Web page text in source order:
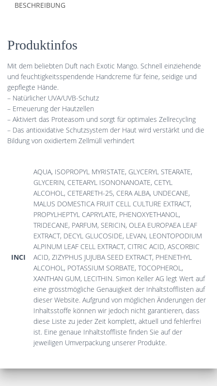
BESCHREIBUNG
Produktinfos
Mit dem beliebten Duft nach Exotic Mango. Schnell einziehende
und feuchtigkeitsspendende Handcreme für feine, seidige und
gepflegte Hände.
– Natürlicher UVA/UVB-Schutz
– Erneuerung der Hautzellen
– Aktiviert das Proteasom und sorgt für optimales Zellrecycling
– Das antioxidative Schutzsystem der Haut wird verstärkt und die
Bildung von oxidiertem Zellmüll verhindert
INCI
AQUA, ISOPROPYL MYRISTATE, GLYCERYL STEARATE,
GLYCERIN, CETEARYL ISONONANOATE, CETYL
ALCOHOL, CETEARETH-25, CERA ALBA, UNDECANE,
MALUS DOMESTICA FRUIT CELL CULTURE EXTRACT,
PROPYLHEPTYL CAPRYLATE, PHENOXYETHANOL,
TRIDECANE, PARFUM, SERICIN, OLEA EUROPAEA LEAF
EXTRACT, DECYL GLUCOSIDE, LEVAN, LEONTOPODIUM
ALPINUM LEAF CELL EXTRACT, CITRIC ACID, ASCORBIC
ACID, ZIZYPHUS JUJUBA SEED EXTRACT, PHENETHYL
ALCOHOL, POTASSIUM SORBATE, TOCOPHEROL,
XANTHAN GUM, LECITHIN. Simon Keller AG legt Wert auf
eine grösstmögliche Genauigkeit der Inhaltstofflisten auf
dieser Website. Aufgrund von möglichen Änderungen der
Inhaltsstoffe können wir jedoch nicht garantieren, dass
diese Liste zu jeder Zeit komplett, aktuell und fehlerfrei
ist. Eine genaue Inhaltstoffliste finden Sie auf der
jeweiligen Umverpackung unserer Produkte.